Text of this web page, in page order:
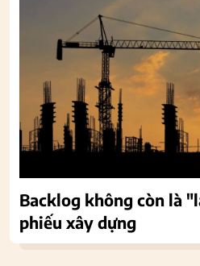
Backlog không còn là
phiếu xây dựng